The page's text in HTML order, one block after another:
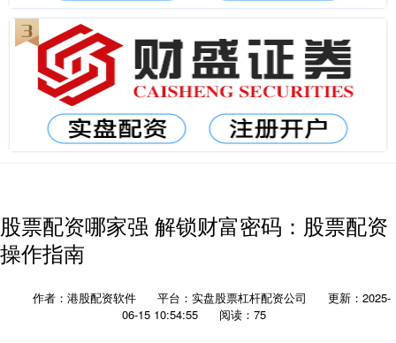
股票配资哪家强 解锁财富密码：股票配资
操作指南
作者：港股配资软件 平台：实盘股票杠杆配资公司
更新：2025-
06-15 10:54:55
阅读：75